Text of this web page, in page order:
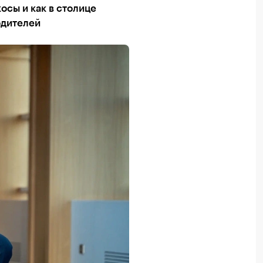
и как в столице